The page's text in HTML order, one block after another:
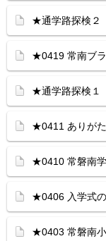
★通学路探検２
★0419 常南ブ
★通学路探検１
★0411 ありが
★0410 常磐南
★0406 入学式
★0403 常磐南